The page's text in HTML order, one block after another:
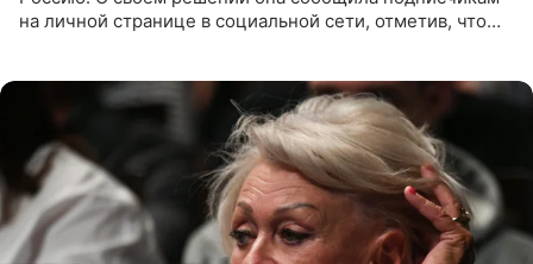
на личной странице в социальной сети, отметив, что